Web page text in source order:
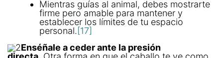
Mientras guías al animal, debes mostrarte
firme pero amable para mantener y
establecer los límites de tu espacio
personal. [17]
2Enséñale a ceder ante la presión